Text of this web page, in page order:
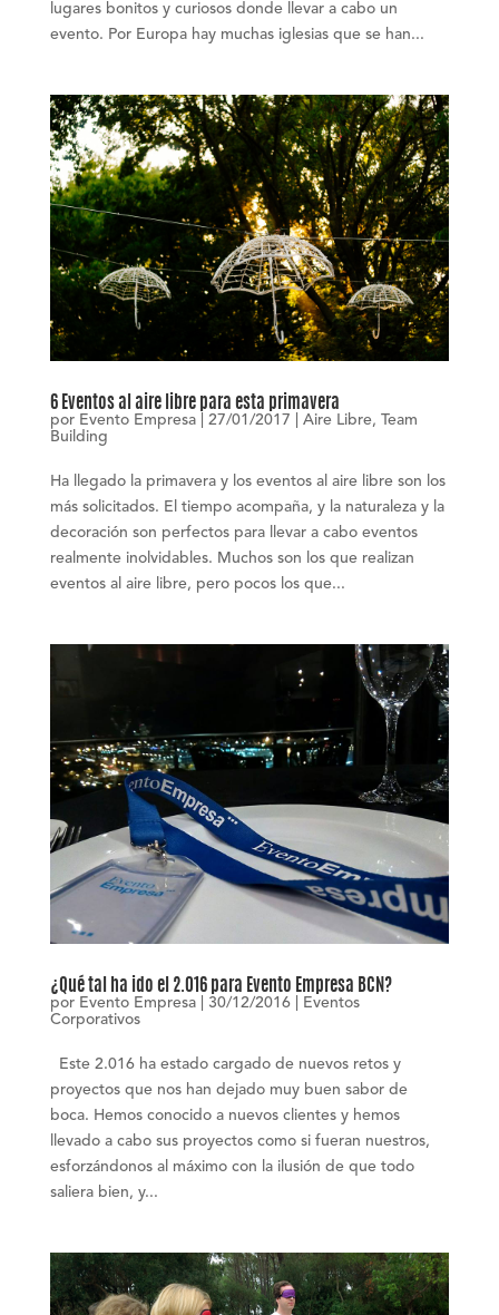
lugares bonitos y curiosos donde llevar a cabo un
evento. Por Europa hay muchas iglesias que se han...
6 Eventos al aire libre para esta primavera
por Evento Empresa| 27/01/2017 Aire Libre, Team
Building
Ha llegado la primavera y los eventos al aire libre son los
más solicitados. El tiempo acompaña, y la naturaleza y la
decoración son perfectos para llevar a cabo eventos
realmente inolvidables. Muchos son los que realizan
eventos al aire libre, pero pocos los que...
¿Qué tal ha ido el 2.016 para Evento Empresa BCN?
por Evento Empresa| 30/12/2016|
Eventos
Corporativos
Este 2.016 ha estado cargado de nuevos retos y
proyectos que nos han dejado muy buen sabor de
boca. Hemos conocido a nuevos clientes y hemos
llevado a cabo sus proyectos como si fueran nuestros,
esforzándonos al máximo con la ilusión de que todo
saliera bien, y...